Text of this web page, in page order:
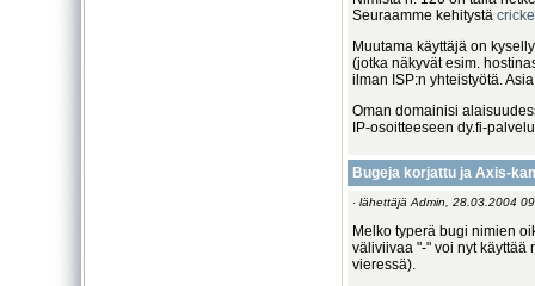
Seuraamme kehitystä
Muutama käyttäjä on
(jotka näkyvät esim.
ilman ISP:n yhteistyötä.
Oman domainisi
IP-osoitteeseen dy.fi-
Bugeja korjattu ja Axis-
· lähettäjä Admin, 28.03.2004
Melko typerä bugi nimien
väliviivaa "-" voi nyt käyttää
vieressä).